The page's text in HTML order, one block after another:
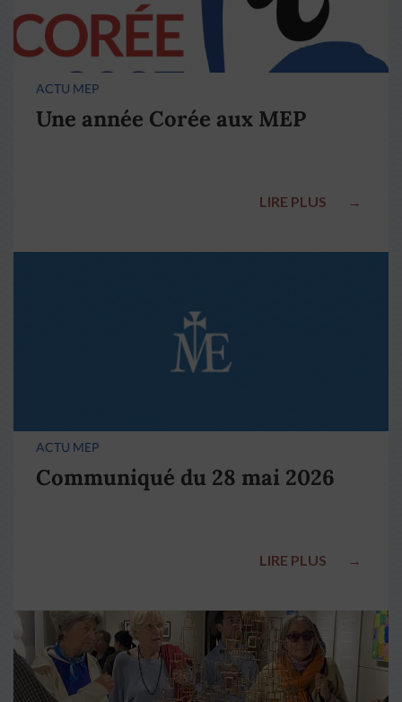
ACTU MEP
Une année Corée aux MEP
LIRE PLUS →
ACTU MEP
Communiqué du 28 mai 2026
LIRE PLUS →